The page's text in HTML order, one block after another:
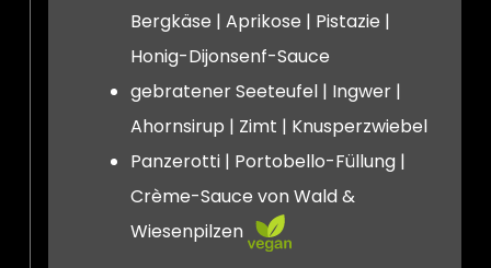
Bergkäse | Aprikose | Pistazie |
Honig-Dijonsenf-Sauce
gebratener Seeteufel | Ingwer |
Ahornsirup | Zimt | Knusperzwiebel
Panzerotti | Portobello-Füllung |
Crème-Sauce von Wald &
Wiesenpilzen